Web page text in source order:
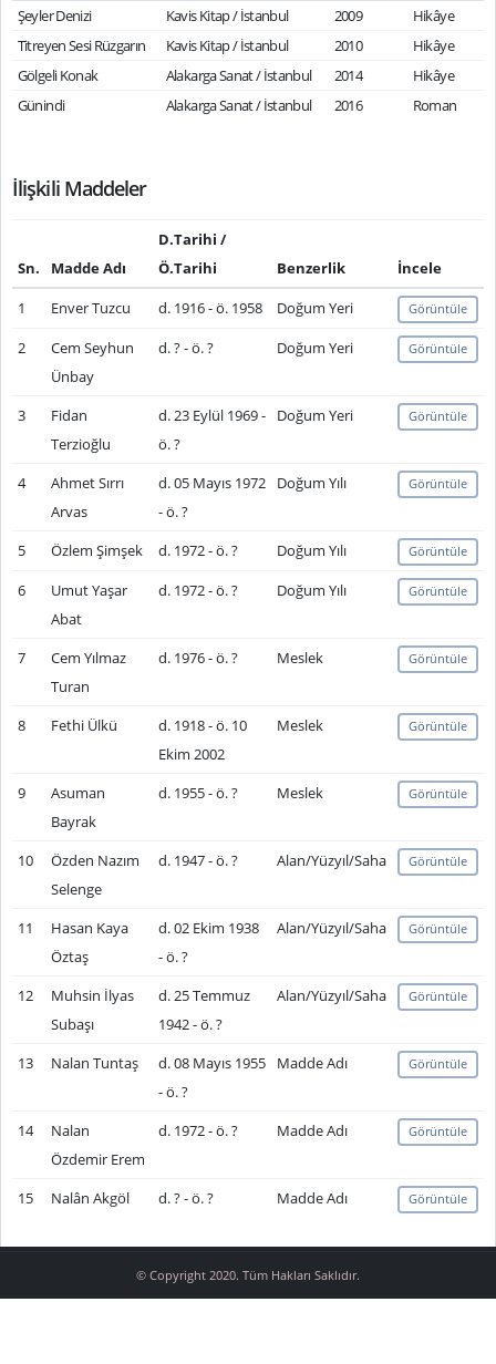
Şeyler Denizi
Kavis Kitap / İstanbul 2009
Hikâye
Titreyen Sesi Rüzgarın
Kavis Kitap / İstanbul 2010
Hikâye
Gölgeli Konak
Alakarga Sanat / İstanbul 2014
Hikâye
Günindi
Alakarga Sanat / İstanbul 2016 Roman
İlişkili Maddeler
Sn. Madde Adı
D.Tarihi /
Ö.Tarihi
Benzerlik
İncele
1
Enver Tuzcu d. 1916 - ö. 1958 Doğum Yeri Görüntüle
2
Cem Seyhun
Ünbay
d. ? - ö. ? Doğum Yeri Görüntüle
3
Fidan
Terzioğlu
d. 23 Eylül 1969 -
ö. ?
Doğum Yeri Görüntüle
4
Ahmet Sırrı
Arvas
d. 05 Mayıs 1972
- ö. ?
Doğum Yılı Görüntüle
5 Özlem Şimşek d. 1972 - ö. ? Doğum Yılı Görüntüle
6
Umut Yaşar
Abat
d. 1972 - ö. ? Doğum Yılı Görüntüle
7
Cem Yılmaz
Turan
d. 1976 - ö. ? Meslek Görüntüle
8 Fethi Ülkü
d. 1918 - ö. 10
Ekim 2002
Meslek Görüntüle
9
Asuman
Bayrak
d. 1955 - ö. ? Meslek Görüntüle
10
Özden Nazım
Selenge
d. 1947 - ö. ? Alan/Yüzyıl/Saha Görüntüle
11
Hasan Kaya
Öztaş
d. 02 Ekim 1938
- ö. ?
Alan/Yüzyıl/Saha Görüntüle
12
Muhsin İlyas
Subaşı
d. 25 Temmuz
1942 - ö. ?
Alan/Yüzyıl/Saha Görüntüle
13 Nalan Tuntaş
d. 08 Mayıs 1955
- ö. ?
Madde Adı Görüntüle
14
Nalan
Özdemir Erem
d. 1972 - ö. ? Madde Adı Görüntüle
15 Nalân Akgöl d. ? - ö. ? Madde Adı Görüntüle
© Copyright 2020. Tüm Hakları Saklıdır.